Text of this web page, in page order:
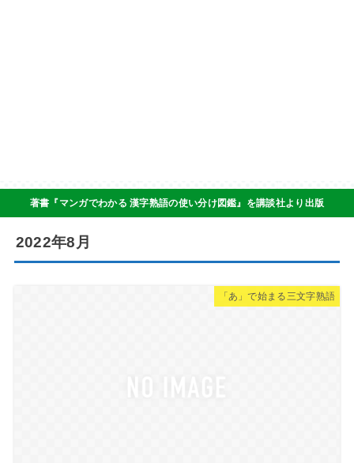
著書『マンガでわかる 漢字熟語の使い分け図鑑』を講談社より出版
2022年8月
「あ」で始まる三文字熟語